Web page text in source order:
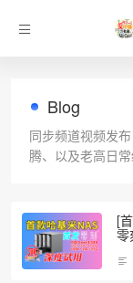
Blog
同步频道视频发
腾、以及老高日常
[
零